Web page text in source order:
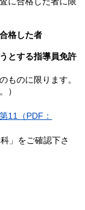
格した者
とする指導員免許
ものに限ります。
）
11（PDF：
」をご確認下さ